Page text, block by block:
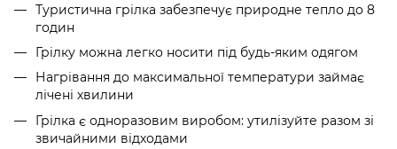
Туристична грілка забезпечує природне тепло до 8
годин
Грілку можна легко носити під будь-яким одягом
Нагрівання до максимальної температури займає
лічені хвилини
Грілка є одноразовим виробом: утилізуйте разом зі
звичайними відходами